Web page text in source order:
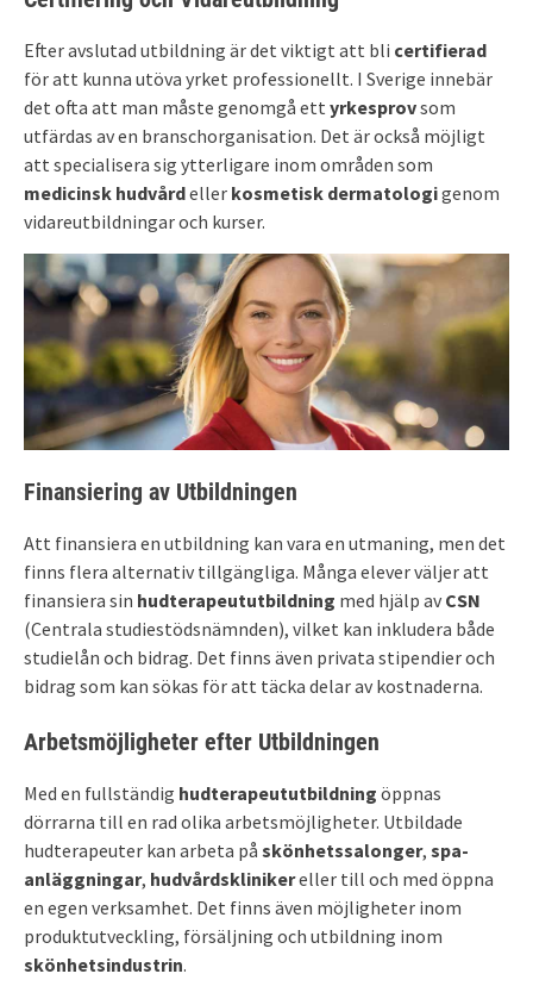
Efter avslutad utbildning är det viktigt att bli certifierad
för att kunna utöva yrket professionellt. I Sverige innebär
det ofta att man måste genomgå ett yrkesprovsom
utfärdas av en branschorganisation. Det är också möjligt
att specialisera sig ytterligare inom områden som
medicinsk hudvårdeller kosmetisk dermatologigenom
vidareutbildningar och kurser.
Finansiering av Utbildningen
Att finansiera en utbildning kan vara en utmaning, men det
finns flera alternativ tillgängliga. Många elever väljer att
finansiera sin hudterapeututbildning med hjälp av CSN
(Centrala studiestödsnämnden), vilket kan inkludera både
studielån och bidrag. Det finns även privata stipendier och
bidrag som kan sökas för att täcka delar av kostnaderna.
Arbetsmöjligheter efter Utbildningen
Med en fullständig hudterapeututbildning öppnas
dörrarna till en rad olika arbetsmöjligheter. Utbildade
hudterapeuter kan arbeta på skönhetssalonger, spa-
anläggningar, hudvårdsklinikereller till och med öppna
en egen verksamhet. Det finns även möjligheter inom
produktutveckling, försäljning och utbildning inom
skönhetsindustrin.